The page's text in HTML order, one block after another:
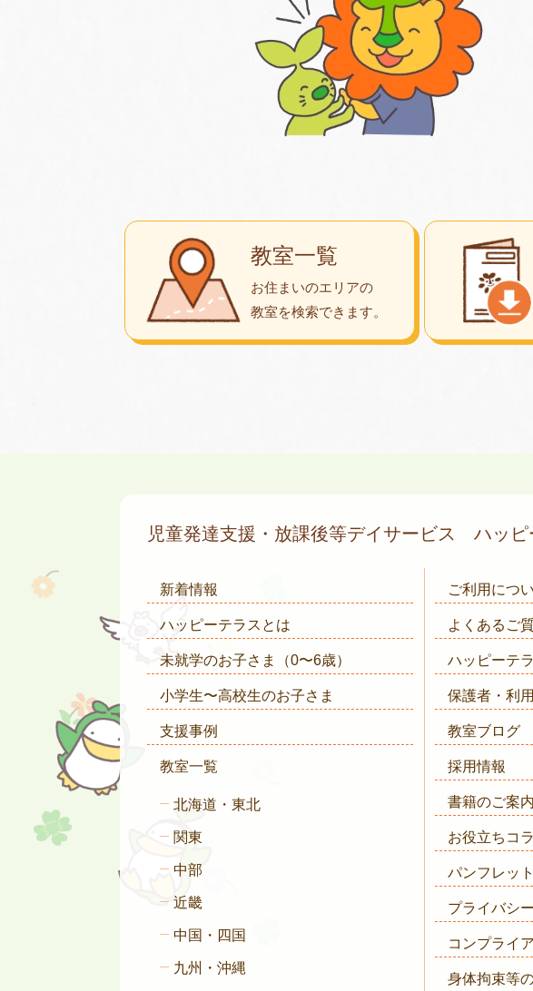
教室一覧
お住まいのエリアの
教室を検索できます。
児童発達支援・放課後等デイサービス ハッピ
新着情報
ハッピーテラスとは
未就学のお子さま （0〜6歳）
小学生〜高校生のお子さま
支援事例
教室一覧
北海道・東北
関東
中部
近畿
中国・四国
九州・沖縄
ご利用につ
よくあるご
ハッピーテ
保護者・利
教室ブログ
採用情報
書籍のご案内
お役立ちコ
パンフレッ
プライバシ
コンプライ
身体拘束等